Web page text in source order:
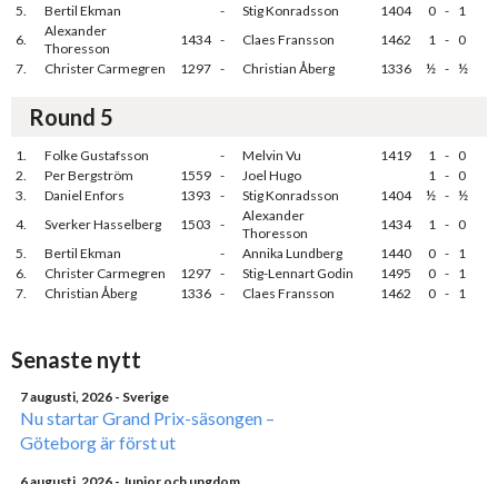
5.
Bertil Ekman - Stig Konradsson 1404 0 - 1
6.
Alexander
Thoresson
1434 - Claes Fransson 1462 1 - 0
7.
Christer Carmegren 1297 - Christian Åberg 1336 ½ - ½
Round 5
1. Folke Gustafsson - Melvin Vu 1419 1 - 0
2.
Per Bergström 1559 - Joel Hugo 1 - 0
3.
Daniel Enfors 1393 - Stig Konradsson 1404 ½ - ½
4.
Sverker Hasselberg 1503 -
Alexander
Thoresson
1434 1 - 0
5.
Bertil Ekman - Annika Lundberg 1440 0 - 1
6.
Christer Carmegren 1297 - Stig-Lennart Godin 1495 0 - 1
7.
Christian Åberg 1336 - Claes Fransson 1462 0 - 1
Senaste nytt
7 augusti, 2026 - Sverige
Nu startar Grand Prix-säsongen –
Göteborg är först ut